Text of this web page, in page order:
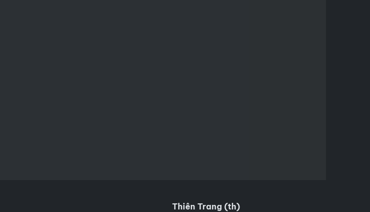
Thiên Trang (th)